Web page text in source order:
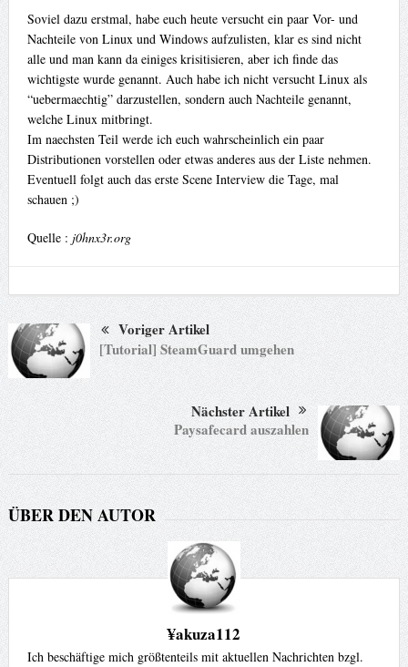
Soviel dazu erstmal, habe euch heute versucht ein paar Vor- und
Nachteile von Linux und Windows aufzulisten, klar es sind nicht
alle und man kann da einiges krisitisieren, aber ich finde das
wichtigste wurde genannt. Auch habe ich nicht versucht Linux als
“uebermaechtig” darzustellen, sondern auch Nachteile genannt,
welche Linux mitbringt.
Im naechsten Teil werde ich euch wahrscheinlich ein paar
Distributionen vorstellen oder etwas anderes aus der Liste nehmen.
Eventuell folgt auch das erste Scene Interview die Tage, mal
schauen ;)
Quelle : j0hnx3r.org
Voriger Artikel
[Tutorial] SteamGuard umgehen
Nächster Artikel
Paysafecard auszahlen
ÜBER DEN AUTOR
¥akuza112
Ich beschäftige mich größtenteils mit aktuellen Nachrichten bzgl.